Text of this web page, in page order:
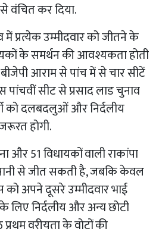
वंचित कर दिया.
प्रत्येक उम्मीदवार को जीतने के
के समर्थन की आवश्यकता होती
आराम से पांच में से चार सीटें
सीट से प्रसाद लाड चुनाव
को दलबदलुओं और निर्दलीय
होगी.
और 51 विधायकों वाली राकांपा
से जीत सकती है, जबकि केवल
को अपने दूसरे उम्मीदवार भाई
लिए निर्दलीय और अन्य छोटी
वरीयता के वोटों की